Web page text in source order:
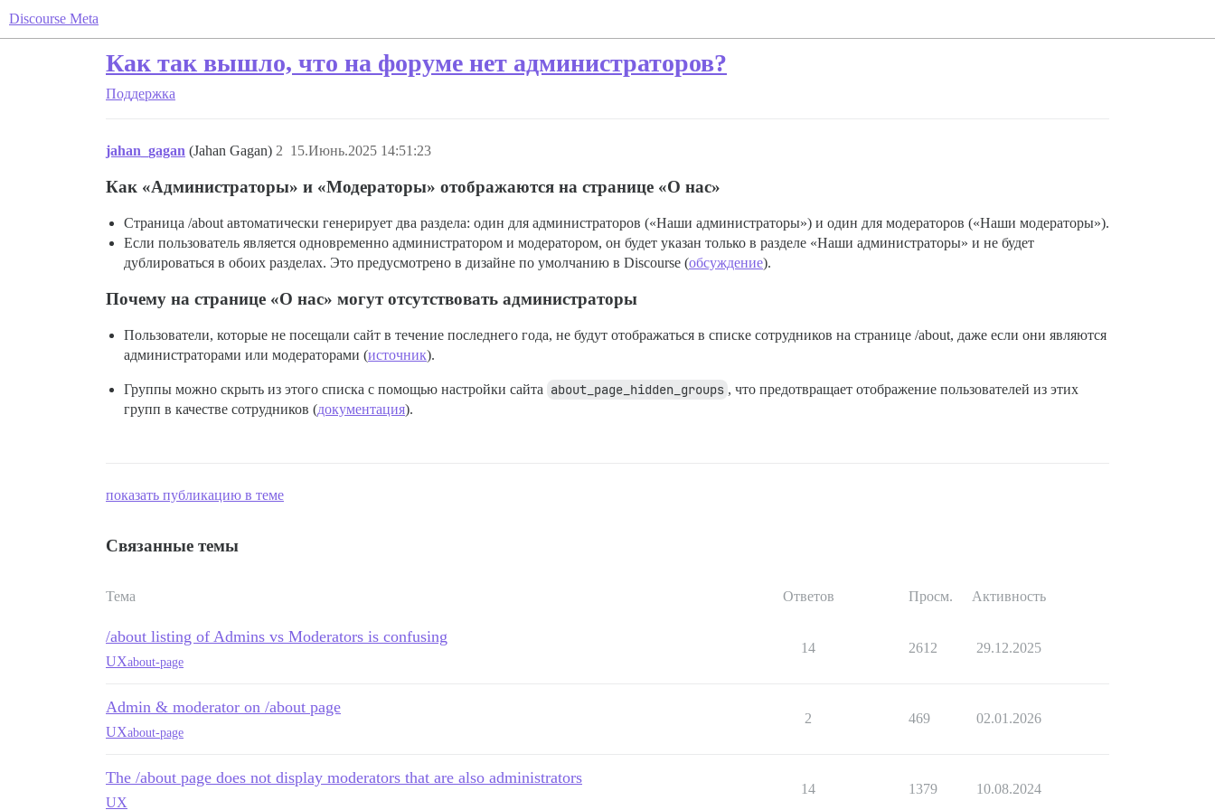
Discourse Meta
Как так вышло, что на форуме нет администраторов?
Поддержка
jahan_gagan (Jahan Gagan) 15.Июнь.2025 14:51:23
2
Как «Администраторы» и «Модераторы» отображаются на странице «О нас»
Страница /about автоматически генерирует два раздела: один для администраторов («Наши администраторы») и один для модераторов («Наши модераторы»).
Если пользователь является одновременно администратором и модератором, он будет указан только в разделе «Наши администраторы» и не будет
дублироваться в обоих разделах. Это предусмотрено в дизайне по умолчанию в Discourse (обсуждение).
Почему на странице «О нас» могут отсутствовать администраторы
Пользователи, которые не посещали сайт в течение последнего года, не будут отображаться в списке сотрудников на странице /about, даже если они являются
администраторами или модераторами (источник).
Группы можно скрыть из этого списка с помощью настройки сайта about_page_hidden_groups , что предотвращает отображение пользователей из этих
групп в качестве сотрудников (документация).
показать публикацию в теме
Связанные темы
Тема Ответов Просм. Активность
/about listing of Admins vs Moderators is confusing
UXabout-page
14 2612 29.12.2025
Admin & moderator on /about page
UXabout-page
2 469 02.01.2026
The /about page does not display moderators that are also administrators
UX
14 1379 10.08.2024